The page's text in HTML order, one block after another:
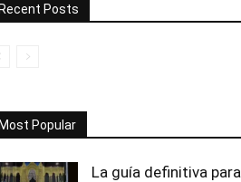
Posts
Popular
La guía definitiva para